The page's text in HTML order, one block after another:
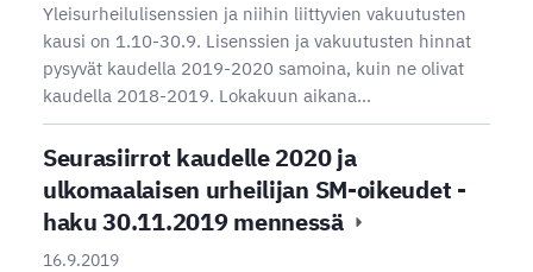
Yleisurheilulisenssien ja niihin liittyvien vakuutusten
kausi on 1.10-30.9. Lisenssien ja vakuutusten hinnat
pysyvät kaudella 2019-2020 samoina, kuin ne olivat
kaudella 2018-2019. Lokakuun aikana…
Seurasiirrot kaudelle 2020 ja
ulkomaalaisen urheilijan SM-oikeudet -
haku 30.11.2019 mennessä
16.9.2019